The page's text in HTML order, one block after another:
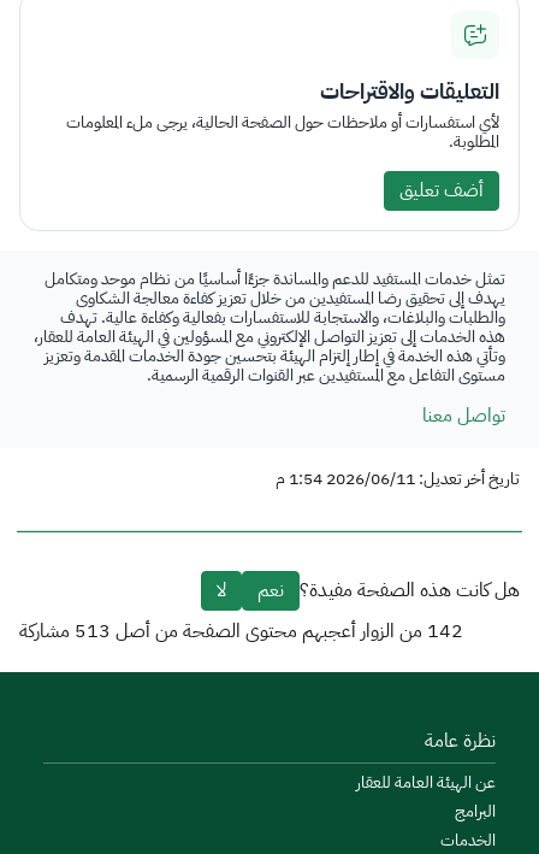
التعليقات والاقتراحات
لأي استفسارات أو ملاحظات حول الصفحة الحالية، يرجى ملء المعلومات
المطلوبة.
أضف تعليق
تمثل خدمات المستفيد للدعم والمساندة جزءًا أساسيًا من نظام موحد ومتكامل
يهدف إلى تحقيق رضا المستفيدين من خلال تعزيز كفاءة معالجة الشكاوى
والطلبات والبلاغات، والاستجابة للاستفسارات بفعالية وكفاءة عالية. تهدف
هذه الخدمات إلى تعزيز التواصل الإلكتروني مع المسؤولين في الهيئة العامة للعقار،
وتأتي هذه الخدمة في إطار إلتزام الهيئة بتحسين جودة الخدمات المقدمة وتعزيز
مستوى التفاعل مع المستفيدين عبر القنوات الرقمية الرسمية.
تواصل معنا
تاريخ أخر تعديل: 2026/06/11 1:54 م
هل كانت هذه الصفحة مفيدة؟ نعم
لا
142 من الزوار أعجبهم محتوى الصفحة من أصل 513 مشاركة
نظرة عامة
عن الهيئة العامة للعقار
البرامج
الخدمات